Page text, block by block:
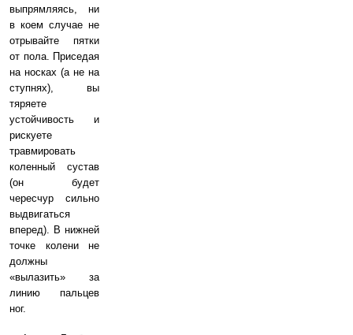
выпрямляясь, ни
в коем случае не
отрывайте пятки
от пола. Приседая
на носках (а не на
ступнях), вы
тяряете
устойчивость и
рискуете
травмировать
коленный сустав
(он будет
чересчур сильно
выдвигаться
вперед). В нижней
точке колени не
должны
«вылазить» за
линию пальцев
ног.